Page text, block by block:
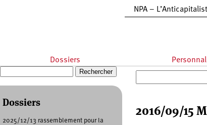
NPA –
Dossiers
2016/09/15
Formulaire de recherche
Dossiers
2025/12/13 rassemblement pour la